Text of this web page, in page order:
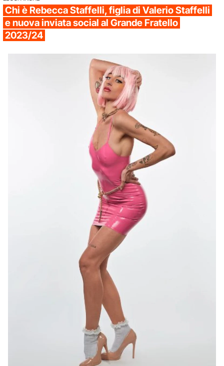
Chi è Rebecca Staffelli, figlia di Valerio Staffelli
e nuova inviata social al Grande Fratello
2023/24